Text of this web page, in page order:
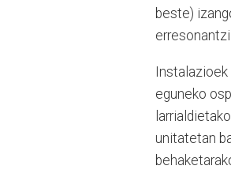
beste)
Instalazioek
eguneko
unitatetan